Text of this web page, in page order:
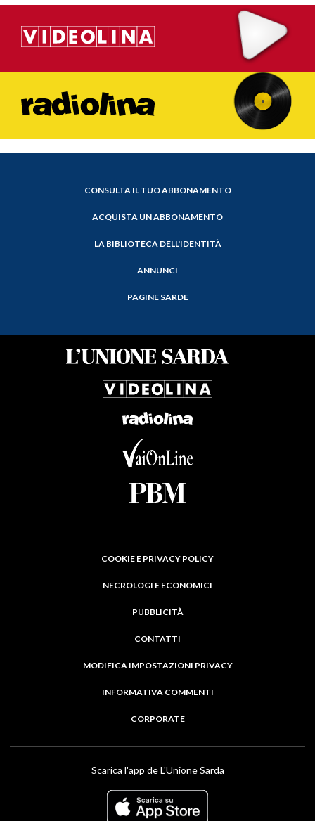
CONSULTA IL TUO ABBONAMENTO
ACQUISTA UN ABBONAMENTO
LA BIBLIOTECA DELL'IDENTITÀ
ANNUNCI
PAGINE SARDE
COOKIE E PRIVACY POLICY
NECROLOGI E ECONOMICI
PUBBLICITÀ
CONTATTI
MODIFICA IMPOSTAZIONI PRIVACY
INFORMATIVA COMMENTI
CORPORATE
Scarica l'app de L'Unione Sarda